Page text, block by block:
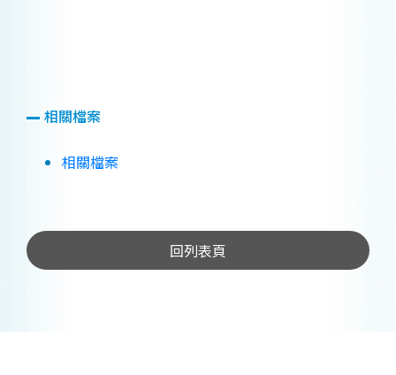
相關檔案
相關檔案
回列表頁